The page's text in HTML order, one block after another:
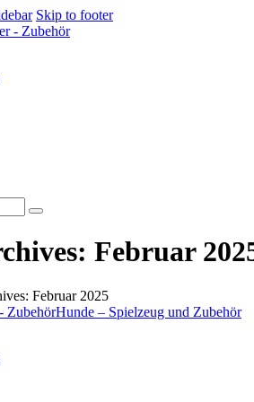
Skip to footer
Februar
Februar 2025
ZubehörHunde – Spielzeug und Zubehör